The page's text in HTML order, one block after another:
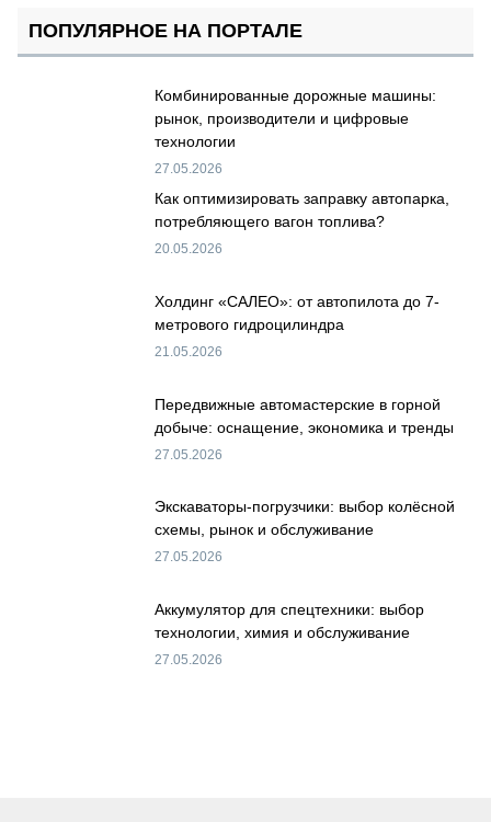
ПОПУЛЯРНОЕ НА ПОРТАЛЕ
Комбинированные дорожные машины:
рынок, производители и цифровые
технологии
27.05.2026
Как оптимизировать заправку автопарка,
потребляющего вагон топлива?
20.05.2026
Холдинг «САЛЕО»: от автопилота до 7-
метрового гидроцилиндра
21.05.2026
Передвижные автомастерские в горной
добыче: оснащение, экономика и тренды
27.05.2026
Экскаваторы-погрузчики: выбор колёсной
схемы, рынок и обслуживание
27.05.2026
Аккумулятор для спецтехники: выбор
технологии, химия и обслуживание
27.05.2026